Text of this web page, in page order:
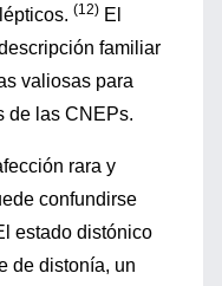
(12) El
familiar
valiosas para
de las CNEPs.
rara y
confundirse
estado distónico
de distonía, un